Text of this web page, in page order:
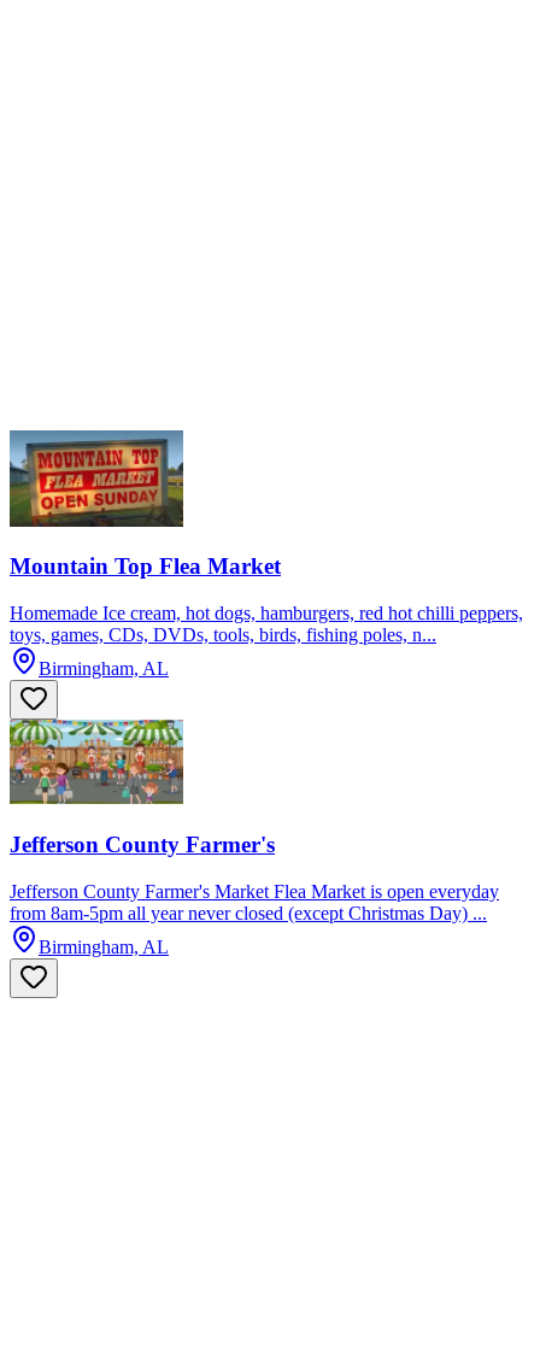
Mountain Top Flea Market
Homemade Ice cream, hot dogs, hamburgers, red hot chilli peppers,
toys, games, CDs, DVDs, tools, birds, fishing poles, n...
Birmingham, AL
Jefferson County Farmer's
Jefferson County Farmer's Market Flea Market is open everyday
from 8am-5pm all year never closed (except Christmas Day) ...
Birmingham, AL